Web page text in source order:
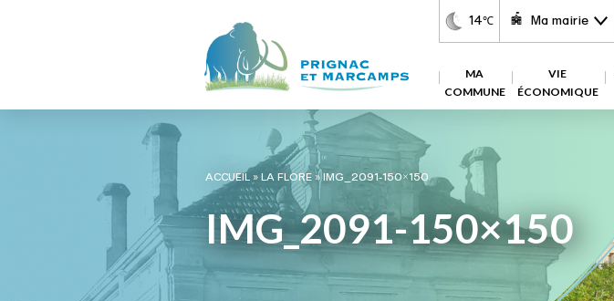
14℃ Ma mairie
MA
COMMUNE
VIE
ÉCONOMIQUE
ACCUEIL»LA FLORE»IMG_2091-150×150
IMG_2091-150×150